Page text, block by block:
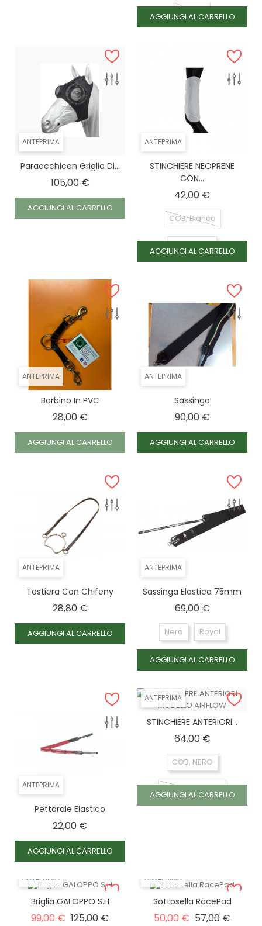
Bianco
AGGIUNGI AL CARRELLO
ANTEPRIMA
Paraocchicon Griglia Di...
105,00 €Prezzo
AGGIUNGI AL CARRELLO
ANTEPRIMA
STINCHIERE NEOPRENE
CON...
42,00 €
COB, Bianco
COB, Nero
AGGIUNGI AL CARRELLO
ANTEPRIMA
Barbino In PVC
28,00 €Prezzo
AGGIUNGI AL CARRELLO
ANTEPRIMA
Sassinga
90,00 €Prezzo
AGGIUNGI AL CARRELLO
ANTEPRIMA
Testiera Con Chifeny
28,80 €Prezzo
AGGIUNGI AL CARRELLO
ANTEPRIMA
Sassinga Elastica 75mm
69,00 €Prezzo
Nero Royal
AGGIUNGI AL CARRELLO
ANTEPRIMA
Pettorale Elastico
22,00 €
AGGIUNGI AL CARRELLO
ANTEPRIMA
STINCHIERE ANTERIORI...
64,00 €Prezzo
COB, NERO
COB, MARRONE
AGGIUNGI AL CARRELLO
ANTEPRIMA
Briglia GALOPPO S.H
99,00 € Prezzo base
125,00 €Prezzo
ANTEPRIMA
Sottosella RacePad
50,00 € Prezzo base
57,00 €Prezzo